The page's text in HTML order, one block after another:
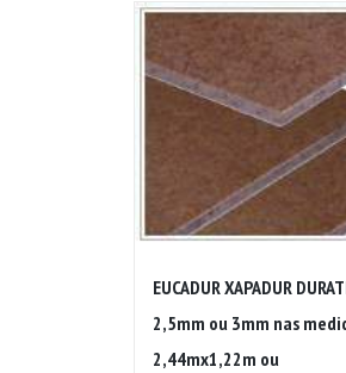
EUCADUR XAPADUR
2,5mm ou 3mm nas
2,44mx1,22m ou